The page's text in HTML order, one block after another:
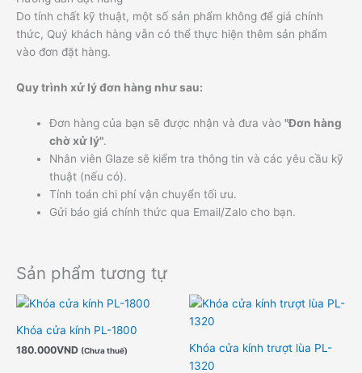
Do tính chất kỹ thuật, một số sản phẩm không để giá chính
thức, Quý khách hàng vẫn có thể thực hiện thêm sản phẩm
vào đơn đặt hàng.
Quy trình xử lý đơn hàng như sau:
Đơn hàng của bạn sẽ được nhận và đưa vào"Đơn hàng
chờ xử lý".
Nhân viên Glaze sẽ kiểm tra thông tin và các yêu cầu kỹ
thuật (nếu có).
Tính toán chi phí vận chuyển tối ưu.
Gửi báo giá chính thức qua Email/Zalo cho bạn.
Sản phẩm tương tự
Khóa cửa kính PL-1800
180.000VND (Chưa thuế)
Khóa cửa kính trượt lùa PL-
1320